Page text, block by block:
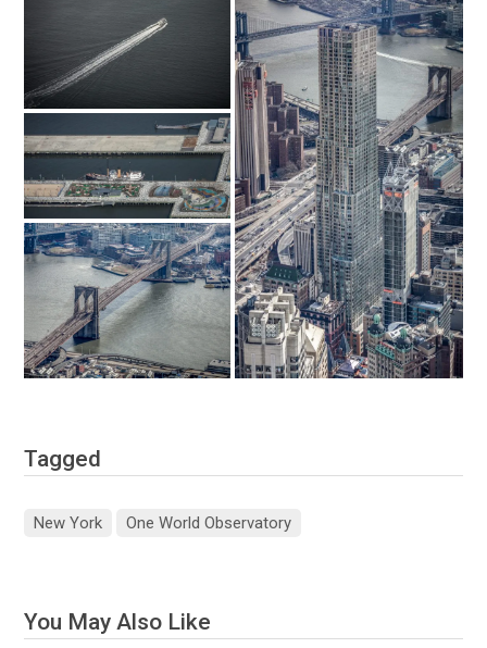
Tagged
New York One World Observatory
You May Also Like